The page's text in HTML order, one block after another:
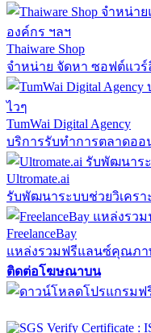
Thaiware Shop
จำหน่าย จัดหา ซอฟต์แว
TumWai Digital Agency
บริการรับทำการตลาดออ
Ultromate.ai
รับพัฒนาระบบช่วยวิเคร
FreelanceBay
แหล่งรวมฟรีแลนซ์คุณภา
ติดต่อโฆษณาบน